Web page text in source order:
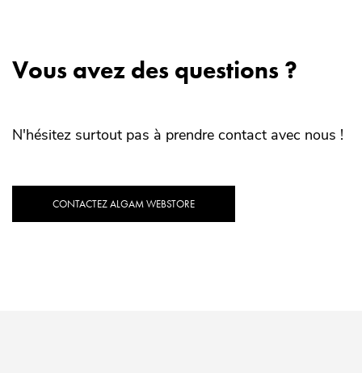
Vous avez des questions ?
N'hésitez surtout pas à prendre contact avec nous !
CONTACTEZ ALGAM WEBSTORE